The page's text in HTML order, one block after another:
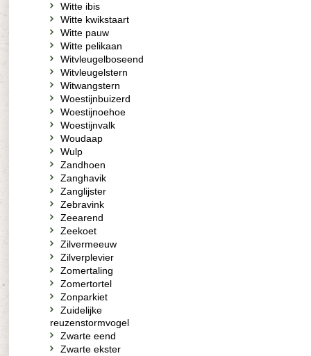
Witte ibis
Witte kwikstaart
Witte pauw
Witte pelikaan
Witvleugelboseend
Witvleugelstern
Witwangstern
Woestijnbuizerd
Woestijnoehoe
Woestijnvalk
Woudaap
Wulp
Zandhoen
Zanghavik
Zanglijster
Zebravink
Zeearend
Zeekoet
Zilvermeeuw
Zilverplevier
Zomertaling
Zomertortel
Zonparkiet
Zuidelijke
reuzenstormvogel
Zwarte eend
Zwarte ekster